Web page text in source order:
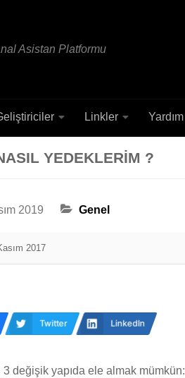
Asistan Platformu
Linkler Yardım
YEDEKLERIM ?
2019 Genel
2017
Twitter LinkedIn
değişik yapıda ele almak mümkün: